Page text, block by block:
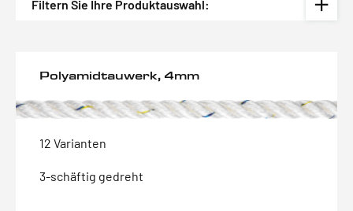
Filtern Sie Ihre Produktauswahl:
Polyamidtauwerk, 4mm
12 Varianten
3-schäftig gedreht